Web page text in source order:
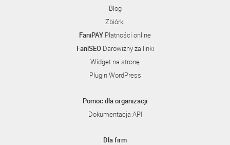
Blog
Zbiórki
FaniPAY Płatności online
FaniSEODarowizny za linki
Widget na stronę
Plugin WordPress
Pomoc dla organizacji
Dokumentacja API
Dla firm